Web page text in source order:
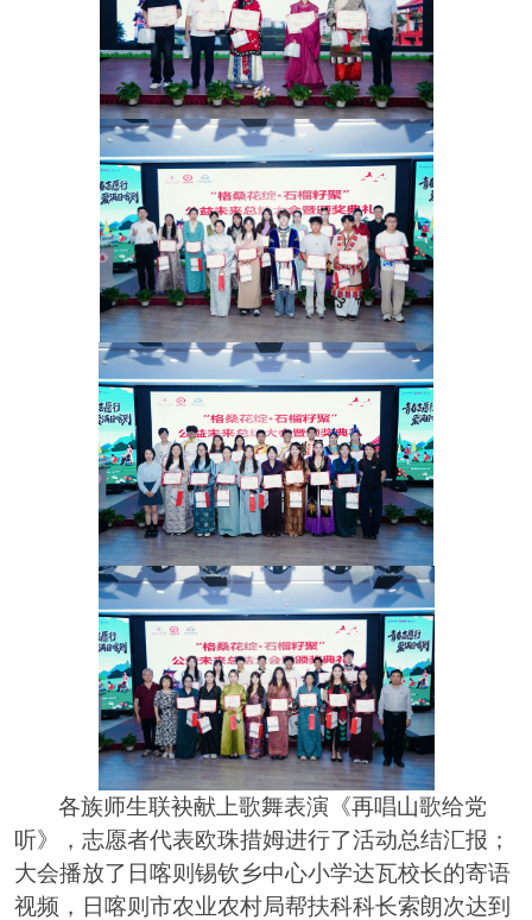
各族师生联袂献上歌舞表演《再唱山歌给党
听》，志愿者代表欧珠措姆进行了活动总结汇报；
大会播放了日喀则锡钦乡中心小学达瓦校长的寄语
视频，日喀则市农业农村局帮扶科科长索朗次达到